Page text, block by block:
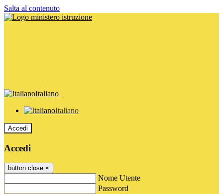
Salta al contenuto
Italiano
Italiano
Accedi
Accedi
button close ×
Nome Utente
Password